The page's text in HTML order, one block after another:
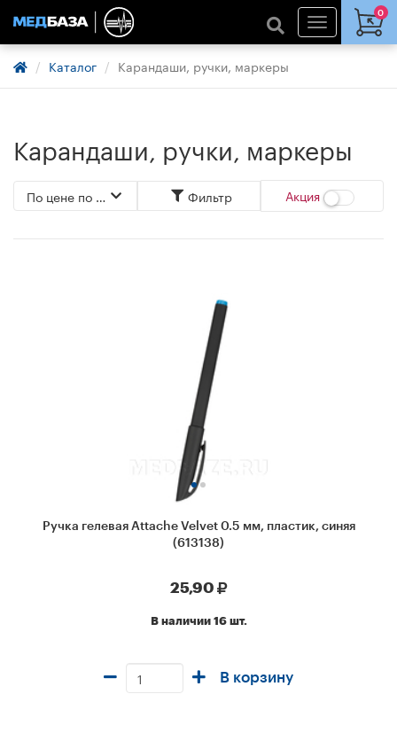
0
Каталог Карандаши, ручки, маркеры
Карандаши, ручки, маркеры
По цене по возрастанию Фильтр Акция
Ручка гелевая Attache Velvet 0.5 мм, пластик, синяя
(613138)
25,90
В наличии 16 шт.
В корзину